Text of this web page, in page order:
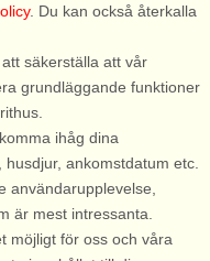
. Du kan också återkalla
säkerställa att vår
grundläggande funktioner
ihåg dina
ankomstdatum etc.
användarupplevelse,
är mest intressanta.
möjligt för oss och våra